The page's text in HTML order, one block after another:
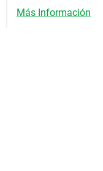
Más Información